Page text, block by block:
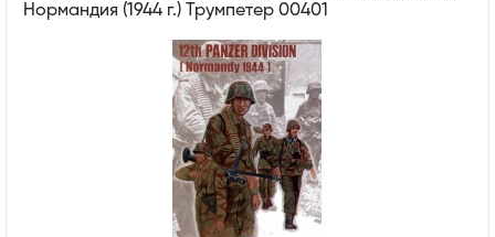
Нормандия (1944 г.) Трумпетер 00401